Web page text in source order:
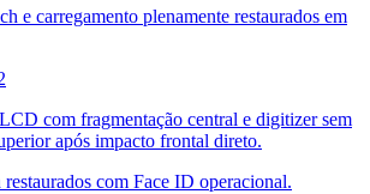
e carregamento plenamente restaurados em
com fragmentação central e digitizer sem
após impacto frontal direto.
restaurados com Face ID operacional.